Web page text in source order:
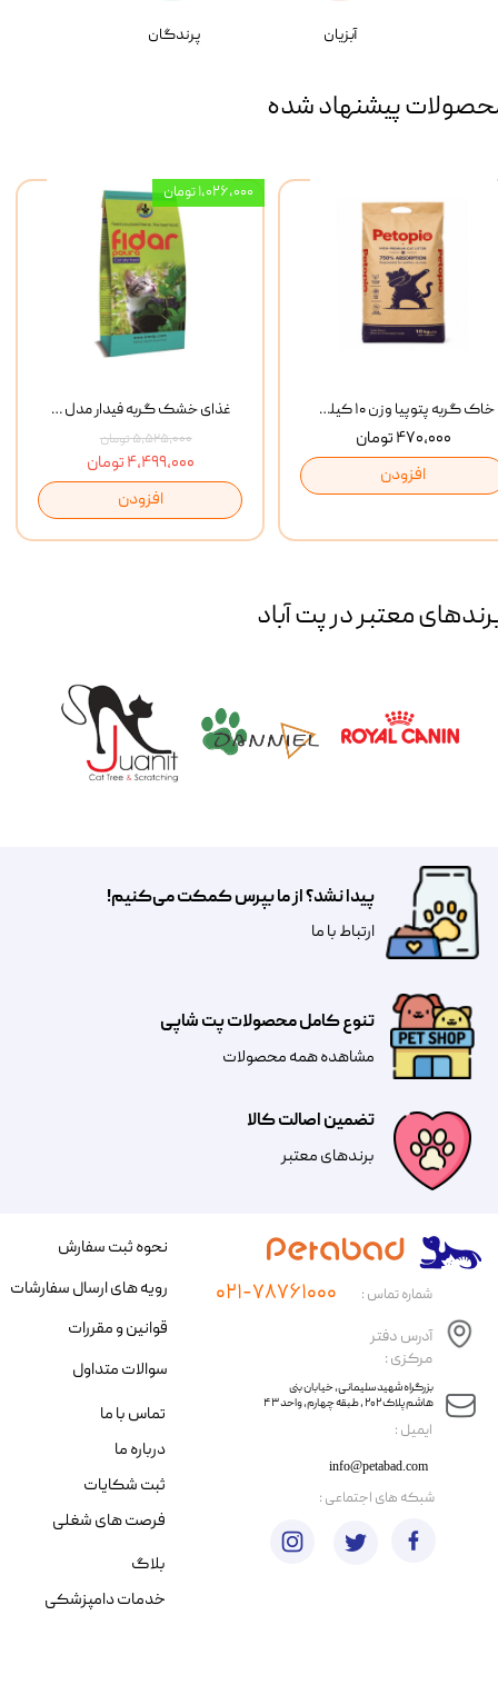
آبزیان پرندگان
پیشنهاد شده
غذای خشک گربه فیدار مدل Adult وزن 10 کیلوگرم
۵,۵۲۵,۰۰۰ تومان
۴,۴۹۹,۰۰۰ تومان
افزودن
۱,۰۲۶,۰۰۰ تومان
خاک گربه پتوپیا وزن ۱۰ کیلوگرم
۴۷۰,۰۰۰ تومان
افزودن
معتبر در پت آباد
تضمین اصالت کالا
​​برندهای معتبر​​​​​​​
تنوع کامل محصولات پت شاپی
مشاهده همه محصولات
پیدا نشد؟ از ما بپرس کمکت می‌کنیم!
​​​ارتباط با ما
​ایمیل :
آدرس دفتر
مرکزی :
info@petabad.com
​​بزرگراه شهید سلیمانی، خیابان بنی
هاشم پلاک ۲۰۲ ، طبقه چهارم، واحد ۴۳
شماره تماس : ۰۲۱-۷۸۷۶۱۰۰۰
نحوه ثبت سفارش
رویه های ارسال سفارشات
قوانین و مقررات
سوالات متداول
تماس با ما
درباره ما
ثبت شکایات
فرصت های شغلی
​شبکه های اجتماعی :
بلاگ
خدمات دامپزشکی